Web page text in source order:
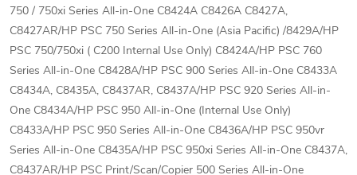
750 / 750xi Series All-in-One C8424A C8426A C8427A,
C8427AR/HP PSC 750 Series All-in-One (Asia Pacific) /8429A/HP
PSC 750/750xi ( C200 Internal Use Only) C8424A/HP PSC 760
Series All-in-One C8428A/HP PSC 900 Series All-in-One C8433A
C8434A, C8435A, C8437AR, C8437A/HP PSC 920 Series All-in-
One C8434A/HP PSC 950 All-in-One (Internal Use Only)
C8433A/HP PSC 950 Series All-in-One C8436A/HP PSC 950vr
Series All-in-One C8435A/HP PSC 950xi Series All-in-One C8437A,
C8437AR/HP PSC Print/Scan/Copier 500 Series All-in-One